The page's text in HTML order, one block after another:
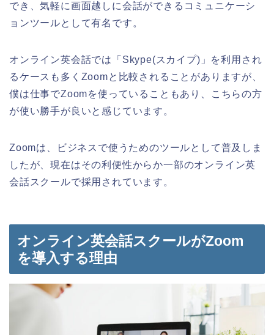
でき、気軽に画面越しに会話ができるコミュニケーシ
ョンツールとして有名です。
オンライン英会話では「Skype(スカイプ)」を利用され
るケースも多くZoomと比較されることがありますが、
僕は仕事でZoomを使っていることもあり、こちらの方
が使い勝手が良いと感じています。
Zoomは、ビジネスで使うためのツールとして普及しま
したが、現在はその利便性からか一部のオンライン英
会話スクールで採用されています。
オンライン英会話スクールがZoom
を導入する理由